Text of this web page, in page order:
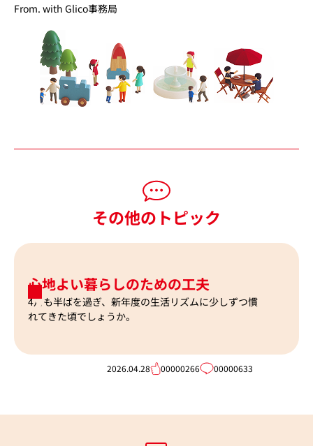
From. with Glico事務局
その他のトピック
心地よい暮らしのための工夫
4月も半ばを過ぎ、新年度の生活リズムに少しずつ慣
れてきた頃でしょうか。
2026.04.28 00000266 00000633